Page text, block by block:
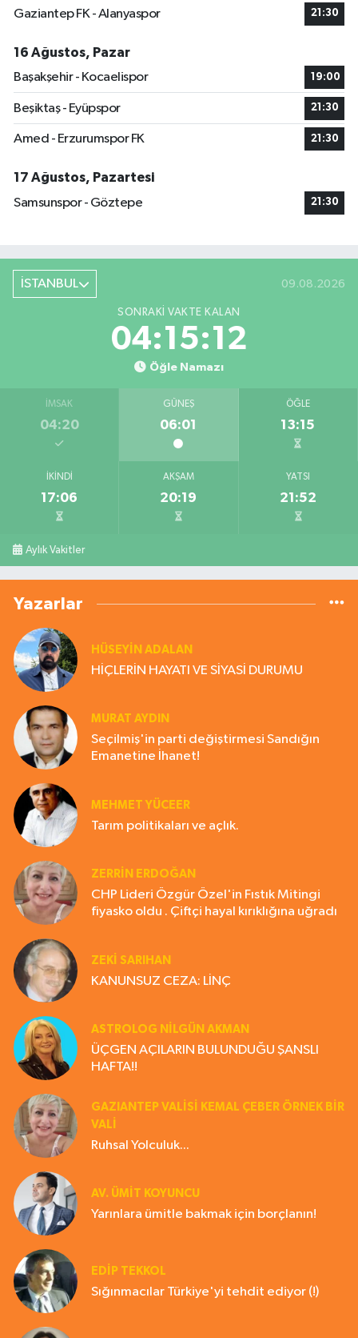
Gaziantep FK - Alanyaspor 21:30
16 Ağustos, Pazar
Başakşehir - Kocaelispor
19:00
Beşiktaş - Eyüpspor 21:30
Amed - Erzurumspor FK 21:30
17 Ağustos, Pazartesi
Samsunspor - Göztepe
21:30
İSTANBUL 09.08.2026
SONRAKI VAKTE KALAN
04:15:11
Öğle Namazı
İMSAK
04:20
GÜNEŞ
06:01
ÖĞLE
13:15
İKINDI
17:06
AKŞAM
20:19
YATSI
21:52
Aylık Vakitler
Yazarlar
HÜSEYIN ADALAN
HİÇLERİN HAYATI VE SİYASİ DURUMU
MURAT AYDIN
Seçilmiş'in parti değiştirmesi Sandığın
Emanetine İhanet!
MEHMET YÜCEER
Tarım politikaları ve açlık.
ZERRIN ERDOĞAN
CHP Lideri Özgür Özel'in Fıstık Mitingi
fiyasko oldu . Çiftçi hayal kırıklığına uğradı
ZEKI SARIHAN
KANUNSUZ CEZA: LİNÇ
ASTROLOG NILGÜN AKMAN
ÜÇGEN AÇILARIN BULUNDUĞU ŞANSLI
HAFTA!!
GAZIANTEP VALISI KEMAL ÇEBER ÖRNEK BİR
VALİ
Ruhsal Yolculuk...
AV. ÜMIT KOYUNCU
Yarınlara ümitle bakmak için borçlanın!
EDIP TEKKOL
Sığınmacılar Türkiye'yi tehdit ediyor (!)